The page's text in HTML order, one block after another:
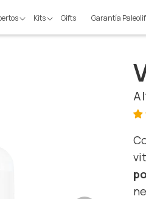
Kits Gifts Garantía